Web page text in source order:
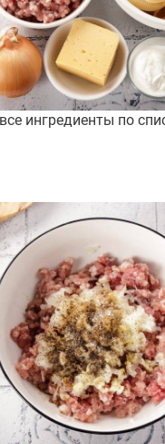
ингредиенты по